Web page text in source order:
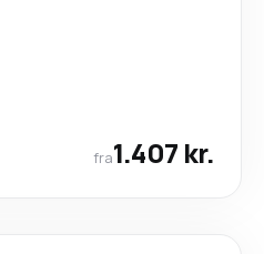
fra1.407 kr.